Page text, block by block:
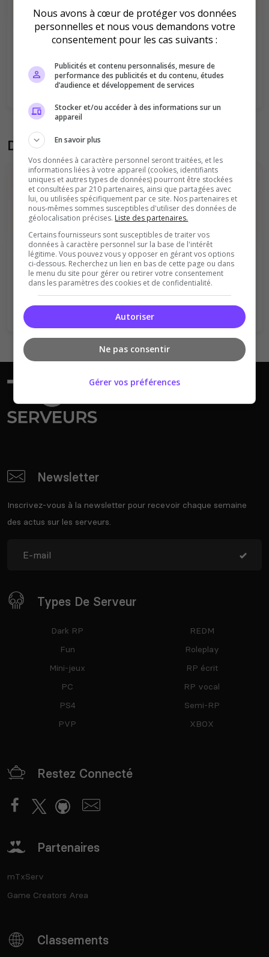
Il n'y a pas encore d'avis sur ce serveur.
Ambiance
Disponibilité
Donner son avis sur le serveur
Vous devez être connecté pour ajouter
un avis sur ce serveur !
Se connecter S'inscrire
Newsletter
Inscrivez-vous à la newsletter pour recevoir chaque semaine
des actus sur les serveurs.
Types De Serveur
Dark RP
Fun
Mini-jeux
PC
PS4
PVP
REDM
Roleplay
RP écrit
RP vocal
Semi-RP
XBOX
Restez Connecté
Partenaires
mTxServ
Game Creators Area
Classements
Nous avons à cœur de protéger vos données
personnelles et nous vous demandons votre
consentement pour les cas suivants :
Publicités et contenu personnalisés, mesure de
performance des publicités et du contenu, études
d’audience et développement de services
Stocker et/ou accéder à des informations sur un
appareil
En savoir plus
Vos données à caractère personnel seront traitées, et les
informations liées à votre appareil (cookies, identifiants
uniques et autres types de données) pourront être stockées
et consultées par 210 partenaires, ainsi que partagées avec
lui, ou utilisées spécifiquement par ce site. Nos partenaires et
nous-mêmes sommes susceptibles d'utiliser des données de
géolocalisation précises. Liste des partenaires.
Certains fournisseurs sont susceptibles de traiter vos
données à caractère personnel sur la base de l'intérêt
légitime. Vous pouvez vous y opposer en gérant vos options
ci-dessous. Recherchez un lien en bas de cette page ou dans
le menu du site pour gérer ou retirer votre consentement
dans les paramètres des cookies et de confidentialité.
Autoriser
Ne pas consentir
Gérer vos préférences